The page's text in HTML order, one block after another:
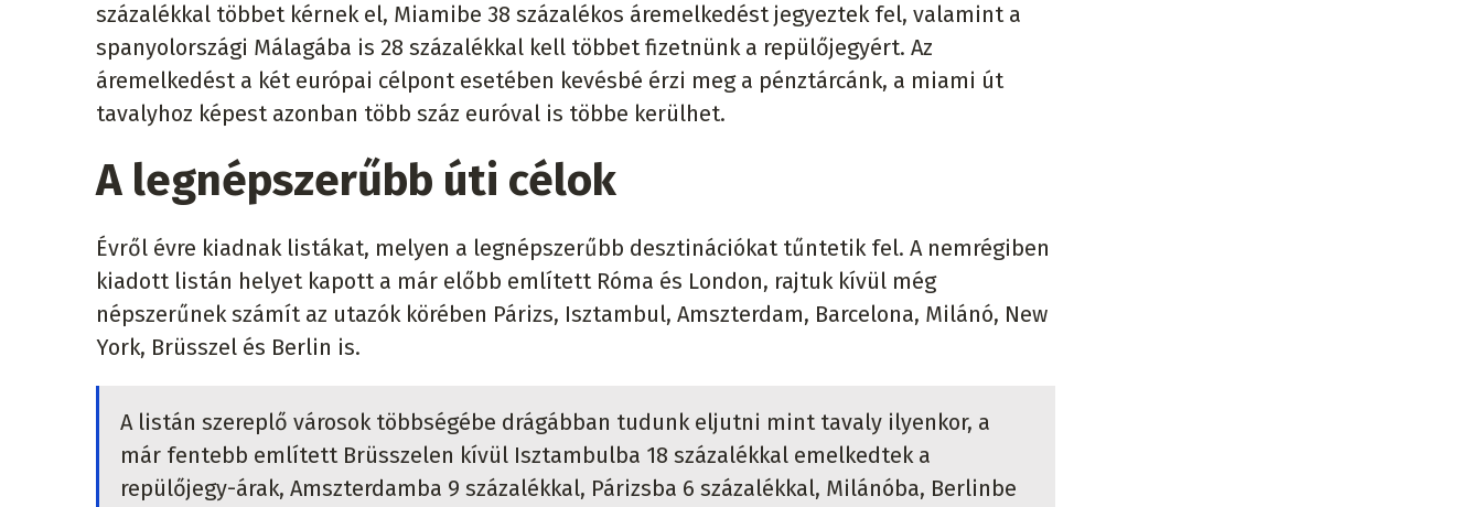
százalékkal többet kérnek el, Miamibe 38 százalékos áremelkedést jegyeztek fel, valamint a
spanyolországi Málagába is 28 százalékkal kell többet fizetnünk a repülőjegyért. Az
áremelkedést a két európai célpont esetében kevésbé érzi meg a pénztárcánk, a miami út
tavalyhoz képest azonban több száz euróval is többe kerülhet.
A legnépszerűbb úti célok
Évről évre kiadnak listákat, melyen a legnépszerűbb desztinációkat tűntetik fel. A nemrégiben
kiadott listán helyet kapott a már előbb említett Róma és London, rajtuk kívül még
népszerűnek számít az utazók körében Párizs, Isztambul, Amszterdam, Barcelona, Milánó, New
York, Brüsszel és Berlin is.
A listán szereplő városok többségébe drágábban tudunk eljutni mint tavaly ilyenkor, a
már fentebb említett Brüsszelen kívül Isztambulba 18 százalékkal emelkedtek a
repülőjegy-árak, Amszterdamba 9 százalékkal, Párizsba 6 százalékkal, Milánóba, Berlinbe